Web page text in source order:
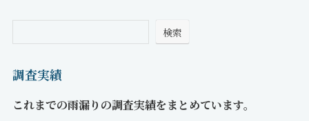
検索
調査実績
これまでの雨漏りの調査実績をまとめています。